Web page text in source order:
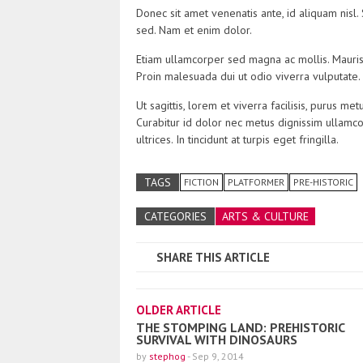
Donec sit amet venenatis ante, id aliquam
sed. Nam et enim dolor.
Etiam ullamcorper sed magna ac mollis.
Proin malesuada dui ut odio viverra
Ut sagittis, lorem et viverra facilisis, purus
Curabitur id dolor nec metus dignissim
ultrices. In tincidunt at turpis eget fringilla.
TAGS FICTION PLATFORMER PRE-HISTORIC
CATEGORIES ARTS & CULTURE
SHARE THIS ARTICLE
OLDER ARTICLE
THE STOMPING LAND: PREHISTORIC
SURVIVAL WITH DINOSAURS
by stephog - Sep 9, 2014